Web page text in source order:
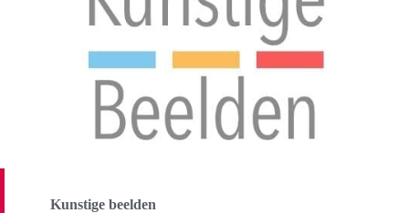
Kunstige beelden